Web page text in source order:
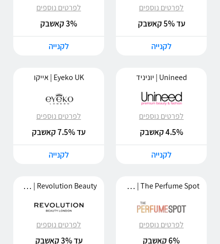
לפרטים נוספים
עד 5% קאשבק
לקנייה
לפרטים נוספים
3% קאשבק
לקנייה
Unineed | יוניניד
לפרטים נוספים
4.5% קאשבק
לקנייה
Eyeko UK | אייקו
לפרטים נוספים
עד 7.5% קאשבק
לקנייה
The Perfume Spot | דה פרפיום ספוט
לפרטים נוספים
6% קאשבק
Revolution Beauty | רוולושיון ביוטי
לפרטים נוספים
עד 3% קאשבק